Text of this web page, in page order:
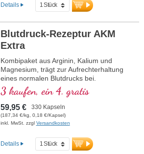
Details
Blutdruck-Rezeptur AKM
Extra
Kombipaket aus Arginin, Kalium und
Magnesium, trägt zur Aufrechterhaltung
eines normalen Blutdrucks bei.
3 kaufen, ein 4. gratis
59,95 € 330 Kapseln
(187,34 €/kg, 0,18 €/Kapsel)
inkl. MwSt. zzgl Versandkosten
Details